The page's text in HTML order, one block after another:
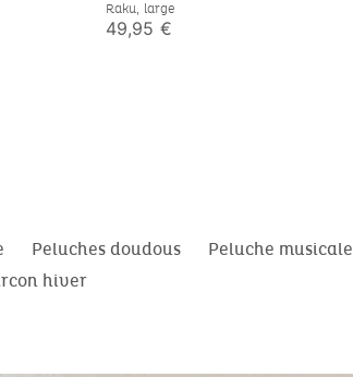
Raku, large
49,95 €
Peluches doudous Peluche musicale
hiver